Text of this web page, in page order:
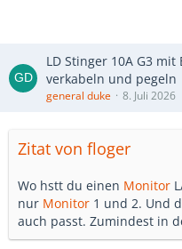
LD Stinger 10A G3
verkabeln und pegeln
general duke 8. Juli 2026
Zitat von floger
Wo hstt du einen Monitor
nur Monitor 1 und 2. Und
auch passt. Zumindest in